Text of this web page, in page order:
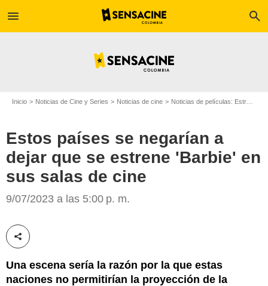
menu search
Inicio Noticias de Cine y Series Noticias de cine Noticias de películas: Estreno de película
Estos países se negarían a
dejar que se estrene 'Barbie' en
sus salas de cine
9/07/2023 a las 5:00 p. m.
Compartir esta noticia
Una escena sería la razón por la que estas
naciones no permitirían la proyección de la
SensaCine